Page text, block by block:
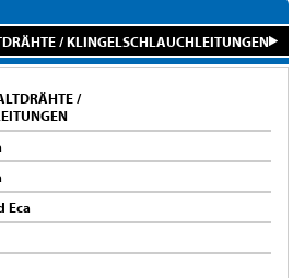
/ KLINGELSCHLAUCHLEITUNGEN
/
Eca